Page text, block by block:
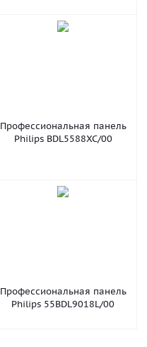
Профессиональная панель
Philips BDL5588XC/00
Профессиональная панель
Philips 55BDL9018L/00